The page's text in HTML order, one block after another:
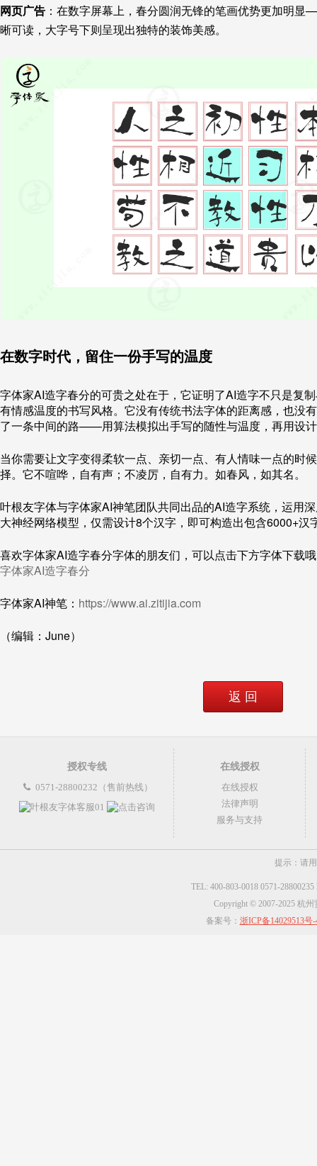
网页广告 ：在数字屏幕上，春分圆润无锋的笔画优势更加明
晰可读，大字号下则呈现出独特的装饰美感。
在数字时代，留住一份手写的温度
字体家AI造字春分的可贵之处在于，它证明了AI造字不只是复
有情感温度的书写风格。它没有传统书法字体的距离感，也没
了一条中间的路——用算法模拟出手写的随性与温度，再用设
当你需要让文字变得柔软一点、亲切一点、有人情味一点的时
择。它不喧哗，自有声；不凌厉，自有力。如春风，如其名。
叶根友字体与字体家AI神笔团队共同出品的AI造字系统，运用
大神经网络模型，仅需设计8个汉字，即可构造出包含6000+汉
喜欢字体家AI造字春分字体的朋友们，可以点击下方字体下载
字体家AI造字春分
字体家AI神笔： https://www.ai.zitijia.com
（编辑：June）
返 回
授权专线
0571-28800232（售前热线）
在线授权
在线授权
法律声明
服务与支持
提示：请
TEL: 400-803-0018 0571-
Copyright © 2007-2025 杭
备案号： 浙ICP备14029513号-